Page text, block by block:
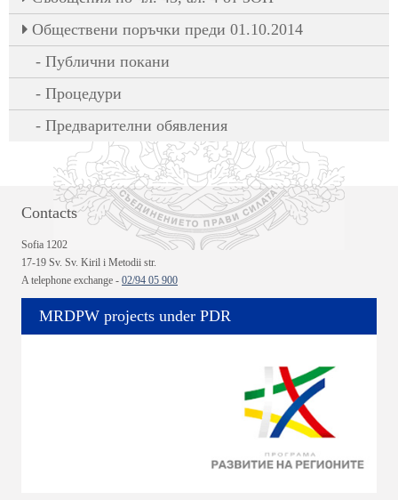
Обществени поръчки преди 01.10.2014
Публични покани
Процедури
Предварителни обявления
Contacts
Sofia 1202
17-19 Sv. Sv. Kiril i Metodii str.
A telephone exchange - 02/94 05 900
MRDPW projects under PDR